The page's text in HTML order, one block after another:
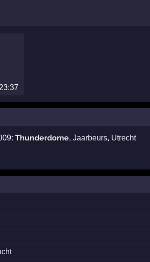
Thunderdome, Jaarbeurs, Utrecht